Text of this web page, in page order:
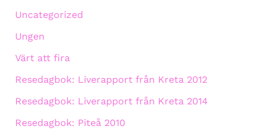
Uncategorized
Ungen
Värt att fira
Resedagbok: Liverapport från Kreta 2012
Resedagbok: Liverapport från Kreta 2014
Resedagbok: Piteå 2010